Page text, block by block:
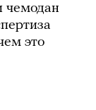
чемодан
это